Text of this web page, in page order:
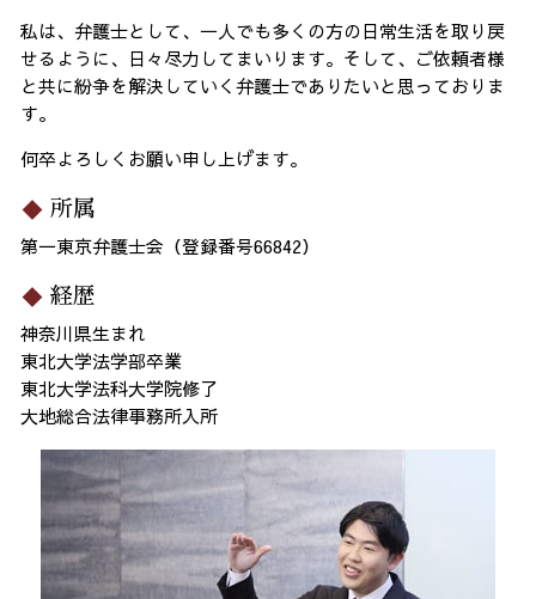
私は、弁護士として、一人でも多くの方の日常生活を取り戻
せるように、日々尽力してまいります。そして、ご依頼者様
と共に紛争を解決していく弁護士でありたいと思っておりま
す。
何卒よろしくお願い申し上げます。
所属
第一東京弁護士会（登録番号66842）
経歴
神奈川県生まれ
東北大学法学部卒業
東北大学法科大学院修了
大地総合法律事務所入所